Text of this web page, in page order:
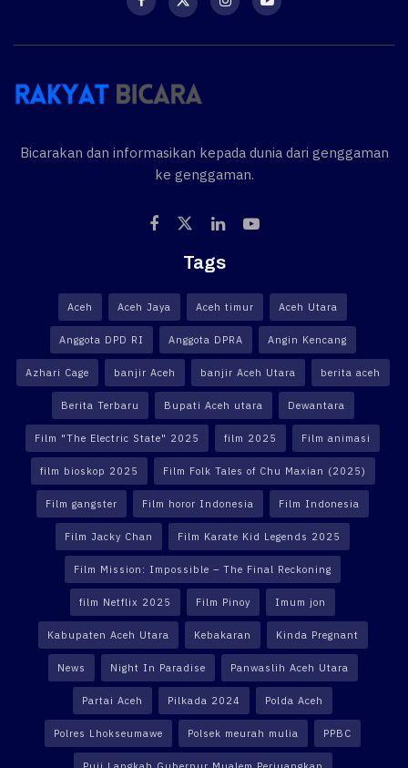
Bicarakan dan informasikan kepada dunia dari genggaman
ke genggaman.
Tags
Aceh Aceh Jaya Aceh timur Aceh Utara
Anggota DPD RI Anggota DPRA Angin Kencang
Azhari Cage banjir Aceh banjir Aceh Utara berita aceh
Berita Terbaru Bupati Aceh utara Dewantara
Film "The Electric State" 2025 film 2025 Film animasi
film bioskop 2025 Film Folk Tales of Chu Maxian (2025)
Film gangster Film horor Indonesia Film Indonesia
Film Jacky Chan Film Karate Kid Legends 2025
Film Mission: Impossible – The Final Reckoning
film Netflix 2025 Film Pinoy Imum jon
Kabupaten Aceh Utara Kebakaran Kinda Pregnant
News Night In Paradise Panwaslih Aceh Utara
Partai Aceh Pilkada 2024 Polda Aceh
Polres Lhokseumawe Polsek meurah mulia PPBC